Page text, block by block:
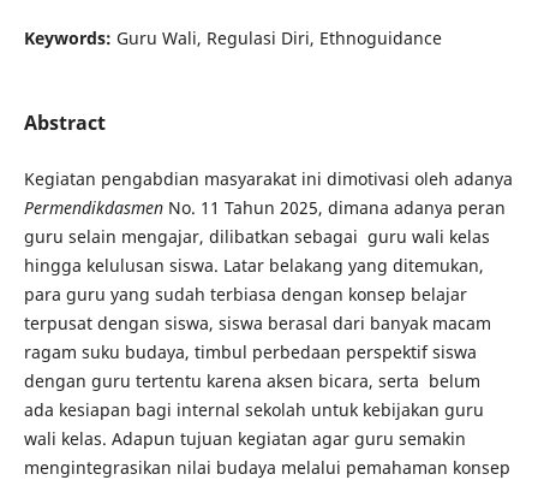
Keywords: Guru Wali, Regulasi Diri, Ethnoguidance
Abstract
Kegiatan pengabdian masyarakat ini dimotivasi oleh adanya
Permendikdasmen No. 11 Tahun 2025, dimana adanya peran
guru selain mengajar, dilibatkan sebagai guru wali kelas
hingga kelulusan siswa. Latar belakang yang ditemukan,
para guru yang sudah terbiasa dengan konsep belajar
terpusat dengan siswa, siswa berasal dari banyak macam
ragam suku budaya, timbul perbedaan perspektif siswa
dengan guru tertentu karena aksen bicara, serta belum
ada kesiapan bagi internal sekolah untuk kebijakan guru
wali kelas. Adapun tujuan kegiatan agar guru semakin
mengintegrasikan nilai budaya melalui pemahaman konsep